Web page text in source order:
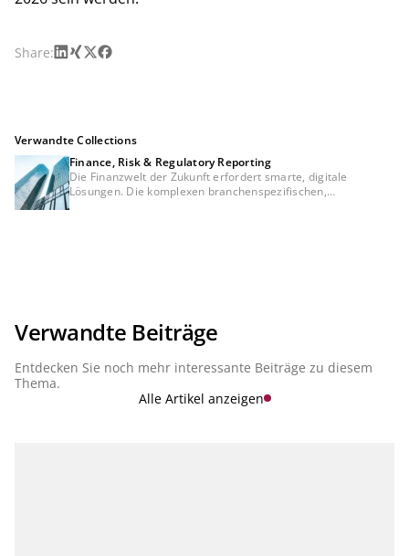
Share:LinkedIn
Xing
X Facebook
Verwandte Collections
Finance, Risk & Regulatory Reporting
Die Finanzwelt der Zukunft erfordert smarte, digitale
Lösungen. Die komplexen branchenspezifischen,
Services in der Cloud, die sowohl die Komplexität jedes
Einzelthemas als auch die Konsistenz zwischen den Themen
Regulatory Reporting" stellen wir die aktuellen Entwicklungen
Verwandte Beiträge
Entdecken Sie noch mehr interessante Beiträge zu diesem
Thema.
Alle Artikel anzeigen